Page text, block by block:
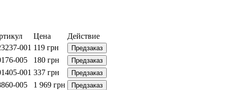
Цена
Действие
001 119 грн Предзаказ
005 180 грн Предзаказ
001 337 грн Предзаказ
005 1 969 грн Предзаказ